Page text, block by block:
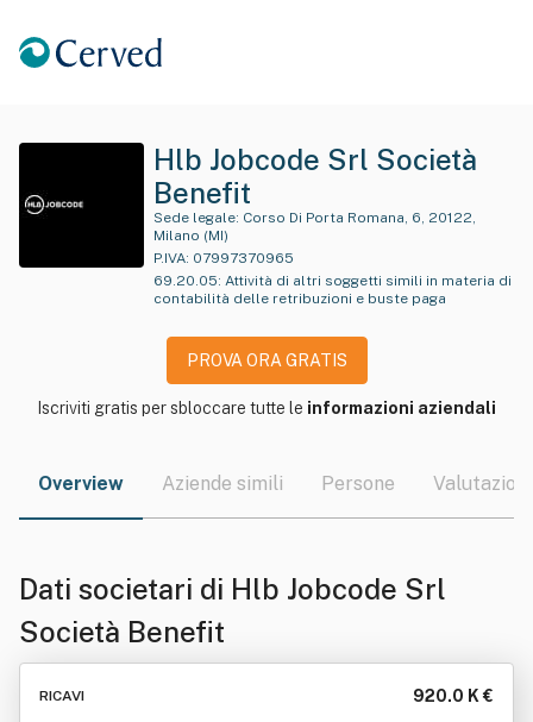
Hlb Jobcode Srl Società
Benefit
Sede legale:
Milano (MI)
P.IVA: 07997370965
69.20.05: Attività di altri soggetti simili in materia di
contabilità delle retribuzioni e buste paga
PROVA ORA GRATIS
Iscriviti gratis per sbloccare tutte le informazioni aziendali
Overview Aziende simili Persone Valutazioni
Dati societari di Hlb Jobcode Srl
Società Benefit
RICAVI 920.0 K €